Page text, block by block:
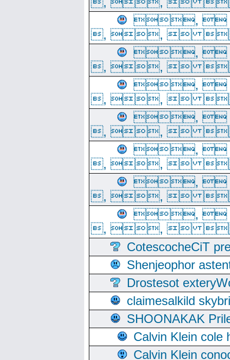
,
, , 
,
, , 
,
, , 
,
, , 
,
, , 
,
, , 
,
, , 
CotescocheCiT
Shenjeophor
Drostesot
claimesalkild
SHOONAKAK
Calvin Klein cole
Calvin Klein